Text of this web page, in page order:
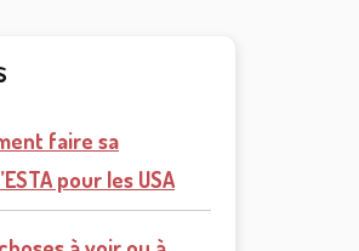
faire sa
pour les USA